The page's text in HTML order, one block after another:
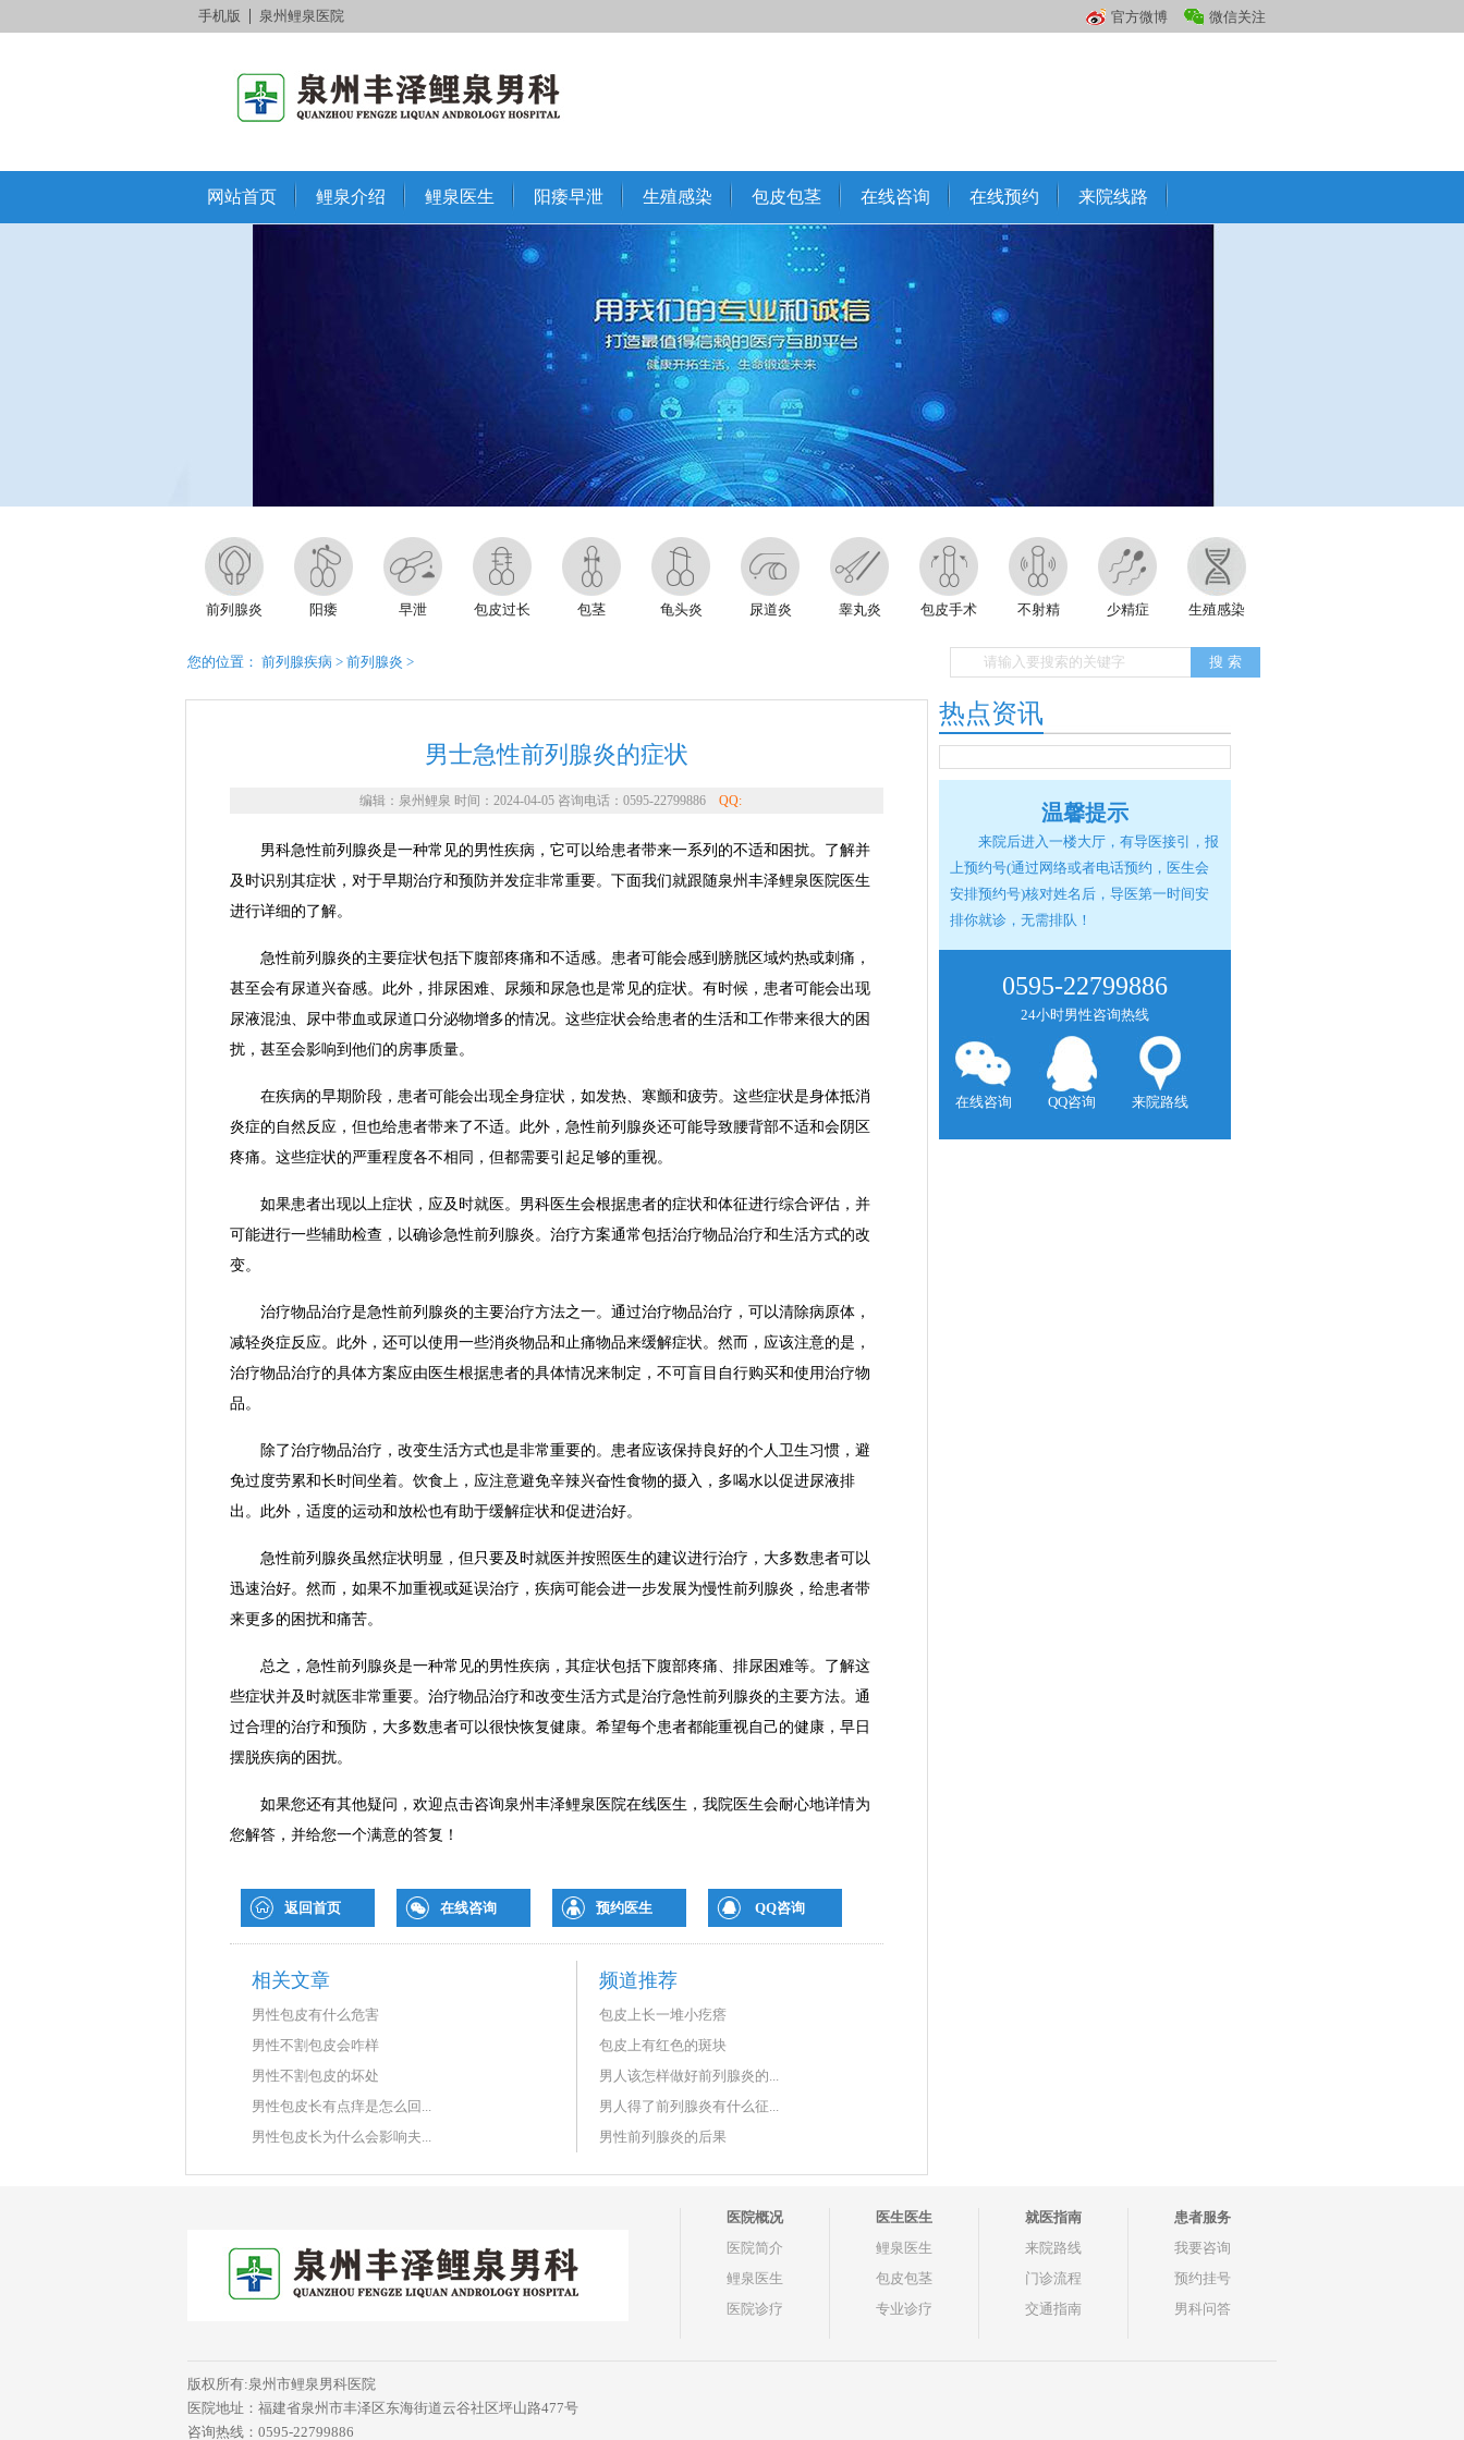
手机版 泉州鲤泉医院 官方微博 微信关注
网站首页 鲤泉介绍 鲤泉医生 阳痿早泄 生殖感染 包皮包茎 在线咨询 在线预约 来院线路
前列腺炎 阳痿 早泄 包皮过长 包茎 龟头炎 尿道炎 睾丸炎 包皮手术 不射精 少精症 生殖感染
您的位置： 前列腺疾病 > 前列腺炎 >
男士急性前列腺炎的症状
编辑：泉州鲤泉 时间：2024-04-05 咨询电话：0595-22799886 QQ:
男科急性前列腺炎是一种常见的男性疾病，它可以给患者带来一系列的不适和困扰。了解并
及时识别其症状，对于早期治疗和预防并发症非常重要。下面我们就跟随泉州丰泽鲤泉医院医生
进行详细的了解。
急性前列腺炎的主要症状包括下腹部疼痛和不适感。患者可能会感到膀胱区域灼热或刺痛，
甚至会有尿道兴奋感。此外，排尿困难、尿频和尿急也是常见的症状。有时候，患者可能会出现
尿液混浊、尿中带血或尿道口分泌物增多的情况。这些症状会给患者的生活和工作带来很大的困
扰，甚至会影响到他们的房事质量。
在疾病的早期阶段，患者可能会出现全身症状，如发热、寒颤和疲劳。这些症状是身体抵消
炎症的自然反应，但也给患者带来了不适。此外，急性前列腺炎还可能导致腰背部不适和会阴区
疼痛。这些症状的严重程度各不相同，但都需要引起足够的重视。
如果患者出现以上症状，应及时就医。男科医生会根据患者的症状和体征进行综合评估，并
可能进行一些辅助检查，以确诊急性前列腺炎。治疗方案通常包括治疗物品治疗和生活方式的改
变。
治疗物品治疗是急性前列腺炎的主要治疗方法之一。通过治疗物品治疗，可以清除病原体，
减轻炎症反应。此外，还可以使用一些消炎物品和止痛物品来缓解症状。然而，应该注意的是，
治疗物品治疗的具体方案应由医生根据患者的具体情况来制定，不可盲目自行购买和使用治疗物
品。
除了治疗物品治疗，改变生活方式也是非常重要的。患者应该保持良好的个人卫生习惯，避
免过度劳累和长时间坐着。饮食上，应注意避免辛辣兴奋性食物的摄入，多喝水以促进尿液排
出。此外，适度的运动和放松也有助于缓解症状和促进治好。
急性前列腺炎虽然症状明显，但只要及时就医并按照医生的建议进行治疗，大多数患者可以
迅速治好。然而，如果不加重视或延误治疗，疾病可能会进一步发展为慢性前列腺炎，给患者带
来更多的困扰和痛苦。
总之，急性前列腺炎是一种常见的男性疾病，其症状包括下腹部疼痛、排尿困难等。了解这
些症状并及时就医非常重要。治疗物品治疗和改变生活方式是治疗急性前列腺炎的主要方法。通
过合理的治疗和预防，大多数患者可以很快恢复健康。希望每个患者都能重视自己的健康，早日
摆脱疾病的困扰。
如果您还有其他疑问，欢迎点击咨询泉州丰泽鲤泉医院在线医生，我院医生会耐心地详情为
您解答，并给您一个满意的答复！
返回首页 在线咨询 预约医生 QQ咨询
相关文章
男性包皮有什么危害
男性不割包皮会咋样
男性不割包皮的坏处
男性包皮长有点痒是怎么回...
男性包皮长为什么会影响夫...
频道推荐
包皮上长一堆小疙瘩
包皮上有红色的斑块
男人该怎样做好前列腺炎的...
男人得了前列腺炎有什么征...
男性前列腺炎的后果
热点资讯
温馨提示
来院后进入一楼大厅，有导医接引，报
上预约号(通过网络或者电话预约，医生会
安排预约号)核对姓名后，导医第一时间安
排你就诊，无需排队！
0595-22799886
24小时男性咨询热线
在线咨询 QQ咨询 来院路线
医院概况
医院简介
鲤泉医生
医院诊疗
医生医生
鲤泉医生
包皮包茎
专业诊疗
就医指南
来院路线
门诊流程
交通指南
患者服务
我要咨询
预约挂号
男科问答
版权所有:泉州市鲤泉男科医院
医院地址：福建省泉州市丰泽区东海街道云谷社区坪山路477号
咨询热线：0595-22799886